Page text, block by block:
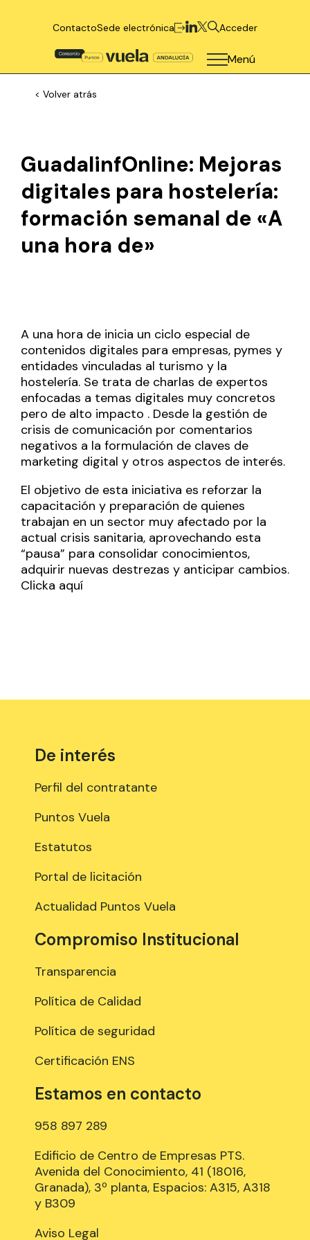
ContactoSede electrónica Acceder
Menú
< Volver atrás
GuadalinfOnline: Mejoras
digitales para hostelería:
formación semanal de «A
una hora de»
A una hora de inicia un ciclo especial de
contenidos digitales para empresas, pymes y
entidades vinculadas al turismo y la
hostelería. Se trata de charlas de expertos
enfocadas a temas digitales muy concretos
pero de alto impacto . Desde la gestión de
crisis de comunicación por comentarios
negativos a la formulación de claves de
marketing digital y otros aspectos de interés.
El objetivo de esta iniciativa es reforzar la
capacitación y preparación de quienes
trabajan en un sector muy afectado por la
actual crisis sanitaria, aprovechando esta
“pausa” para consolidar conocimientos,
adquirir nuevas destrezas y anticipar cambios.
Clicka aquí
De interés
Perfil del contratante
Puntos Vuela
Estatutos
Portal de licitación
Actualidad Puntos Vuela
Compromiso Institucional
Transparencia
Política de Calidad
Política de seguridad
Certificación ENS
Estamos en contacto
958 897 289
Edificio de Centro de Empresas PTS.
Avenida del Conocimiento, 41 (18016,
Granada), 3º planta, Espacios: A315, A318
y B309
Aviso Legal